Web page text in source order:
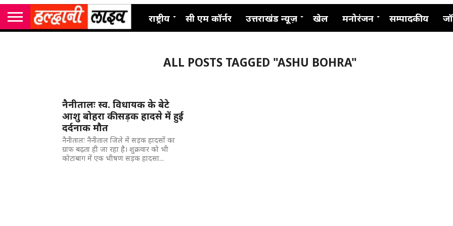
राष्ट्रीय सी एम कॉर्नर उत्तराखंड न्यूज़ खेल मनोरंजन सम्पादकीय
ALL POSTS TAGGED "ASHU BOHRA"
नैनीतालः स्व. विधायक के बेटे
आशु बोहरा की सड़क हादसे में हुई
दर्दनाक मौत
नैनीतालः नैनीताल जिले में सड़क हादसों का
ग्राफ बढ़ता ही जा रहा है। शुक्रवार को भी
कोटाबाग में एक भीषण सड़क हादसा...